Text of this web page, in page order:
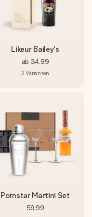
Uhr
Likeur Bailey's
ab 34,99
2 Varianten
Pornstar Martini Set
59,99